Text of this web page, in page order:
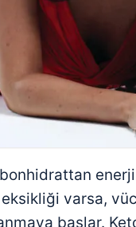
varsa,
başlar.